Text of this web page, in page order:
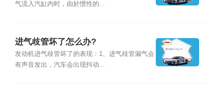
气流入汽缸内时，由於惯性的...
进气歧管坏了怎么办?
发动机进气歧管坏了的表现：1、进气歧管漏气会
有声音发出，汽车会出现抖动...